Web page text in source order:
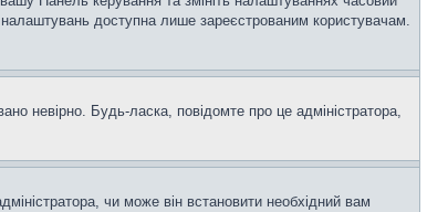
доступна лише зареєстрованим користувачам.
невірно. Будь-ласка, повідомте про це адміністратора,
чи може він встановити необхідний вам